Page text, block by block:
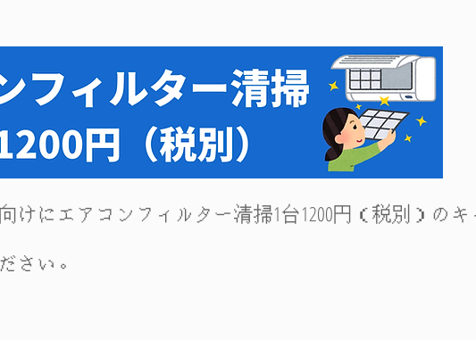
けにエアコンフィルター清掃1台1200円（税別）の
さい。